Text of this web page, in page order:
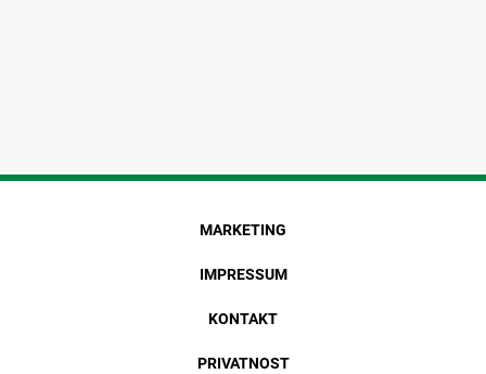
MARKETING
IMPRESSUM
KONTAKT
PRIVATNOST